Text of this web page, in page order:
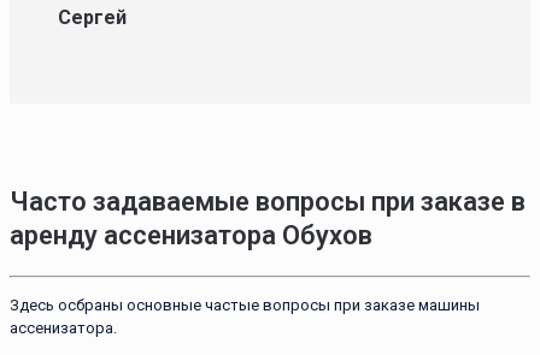
Сергей
Часто задаваемые вопросы при заказе в
аренду ассенизатора Обухов
Здесь осбраны основные частые вопросы при заказе машины
ассенизатора.